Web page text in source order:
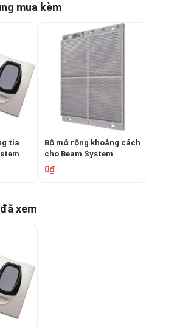
mua kèm
tia
Bộ mở rộng khoảng cách
cho Beam System
Sensor BEAMLRK
0₫
xem